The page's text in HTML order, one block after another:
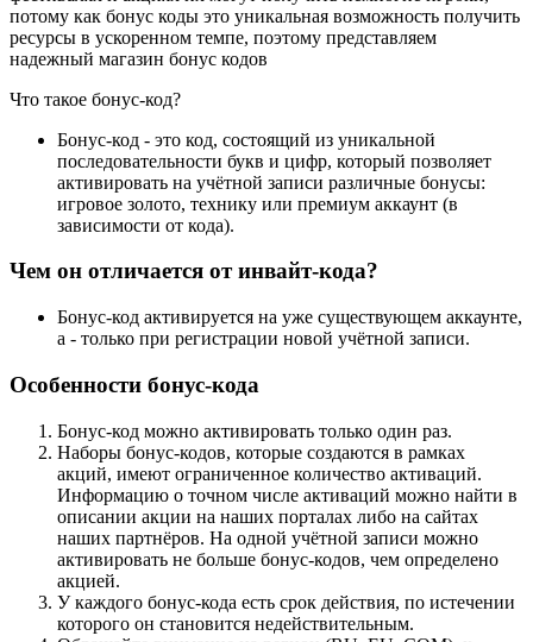
потому как бонус коды это уникальная возможность получить
ресурсы в ускоренном темпе, поэтому представляем
надежный магазин бонус кодов
Что такое бонус-код?
Бонус-код - это код, состоящий из уникальной
последовательности букв и цифр, который позволяет
активировать на учётной записи различные бонусы:
игровое золото, технику или премиум аккаунт (в
зависимости от кода).
Чем он отличается от инвайт-кода?
Бонус-код активируется на уже существующем аккаунте,
а - только при регистрации новой учётной записи.
Особенности бонус-кода
Бонус-код можно активировать только один раз.
Наборы бонус-кодов, которые создаются в рамках
акций, имеют ограниченное количество активаций.
Информацию о точном числе активаций можно найти в
описании акции на наших порталах либо на сайтах
наших партнёров. На одной учётной записи можно
активировать не больше бонус-кодов, чем определено
акцией.
У каждого бонус-кода есть срок действия, по истечении
которого он становится недействительным.